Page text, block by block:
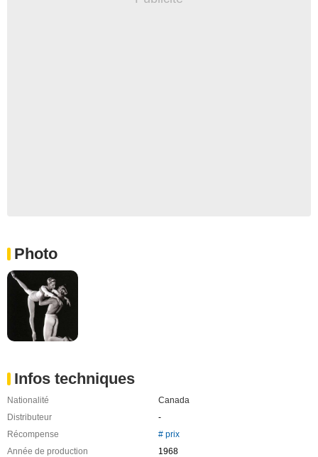
Photo
Infos techniques
Nationalité
Canada
Distributeur
-
Récompense
# prix
Année de production
1968